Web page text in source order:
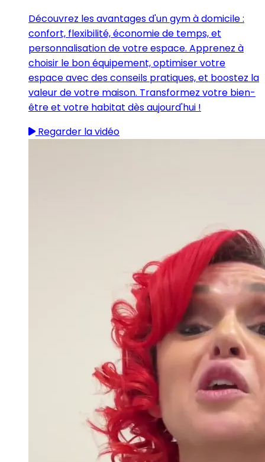
Découvrez les avantages d'un gym à domicile :
confort, flexibilité, économie de temps, et
personnalisation de votre espace. Apprenez à
choisir le bon équipement, optimiser votre
espace avec des conseils pratiques, et boostez la
valeur de votre maison. Transformez votre bien-
être et votre habitat dès aujourd'hui !
Regarder la vidéo